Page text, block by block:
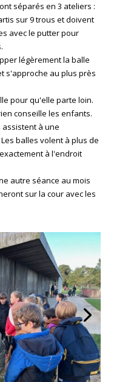
séparés en 3 ateliers :
sur 9 trous et doivent
avec le putter pour
légèrement la balle
s'approche au plus près
pour qu'elle parte loin.
conseille les enfants.
à une
balles volent à plus de
à l'endroit
autre séance au mois
sur la cour avec les